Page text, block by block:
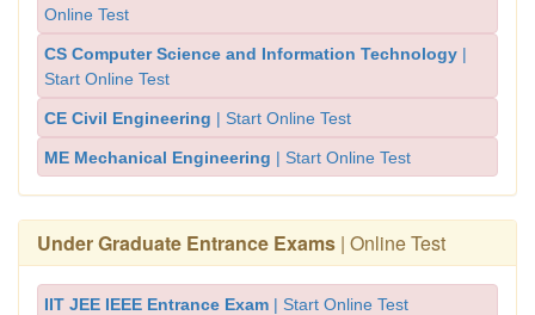
Online Test
CS Computer Science and Information Technology |
Start Online Test
CE Civil Engineering | Start Online Test
ME Mechanical Engineering | Start Online Test
Under Graduate Entrance Exams | Online Test
IIT JEE IEEE Entrance Exam | Start Online Test